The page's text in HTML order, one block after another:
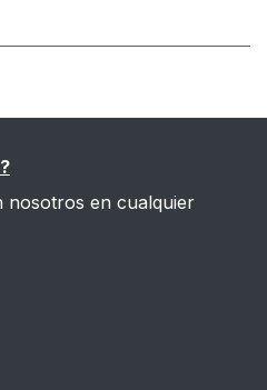
nosotros en cualquier